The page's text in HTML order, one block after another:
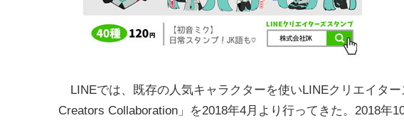
LINEでは、既存の人気キャラクターを使いLINEクリエイタ
Creators Collaboration」を2018年4月より行ってきた。2018年